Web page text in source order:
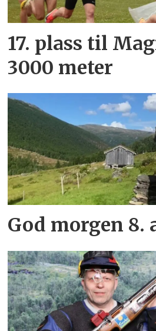
17. plass til
3000 meter
God morgen 8.